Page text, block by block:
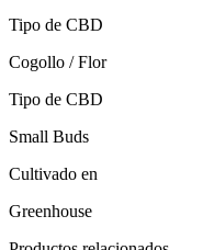
Tipo de CBD
Cogollo / Flor
Tipo de CBD
Small Buds
Cultivado en
Greenhouse